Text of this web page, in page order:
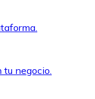
tu negocio.